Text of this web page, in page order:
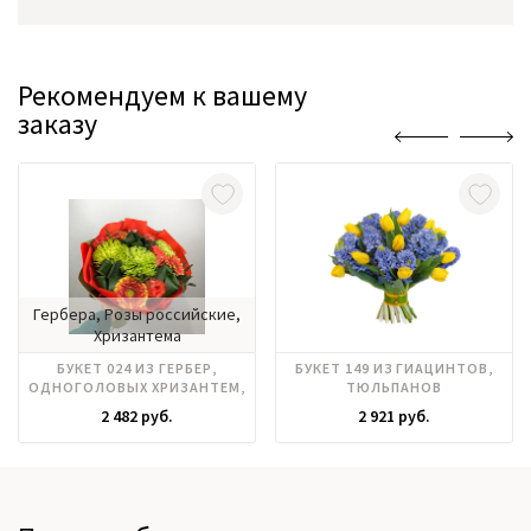
Рекомендуем к вашему
заказу
Гербера, Розы российские,
Хризантема
БУКЕТ 024 ИЗ ГЕРБЕР,
ОДНОГОЛОВЫХ ХРИЗАНТЕМ,
РОЗЫ ЭКВАДОР
2 482 руб.
БУКЕТ 149 ИЗ ГИАЦИНТОВ,
ТЮЛЬПАНОВ
2 921 руб.